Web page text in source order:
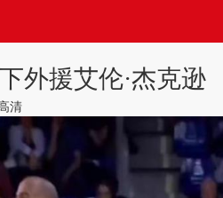
外援艾伦·杰克逊
清